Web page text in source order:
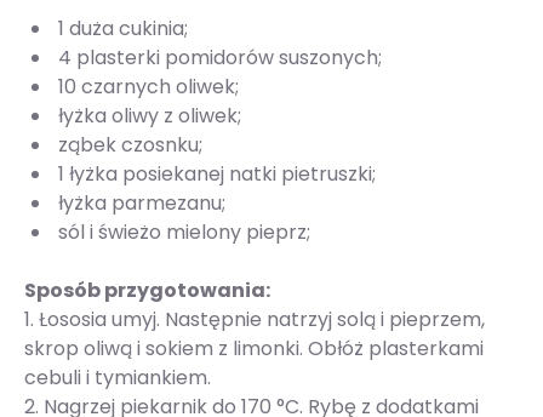
1 duża cukinia;
4 plasterki pomidorów suszonych;
10 czarnych oliwek;
łyżka oliwy z oliwek;
ząbek czosnku;
1 łyżka posiekanej natki pietruszki;
łyżka parmezanu;
sól i świeżo mielony pieprz;
Sposób przygotowania:
1. Łososia umyj. Następnie natrzyj solą i pieprzem,
skrop oliwą i sokiem z limonki. Obłóż plasterkami
cebuli i tymiankiem.
2. Nagrzej piekarnik do 170 °C. Rybę z dodatkami